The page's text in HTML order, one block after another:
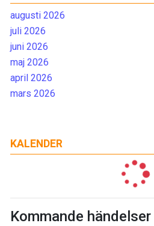
augusti 2026
juli 2026
juni 2026
maj 2026
april 2026
mars 2026
KALENDER
Kommande händelser